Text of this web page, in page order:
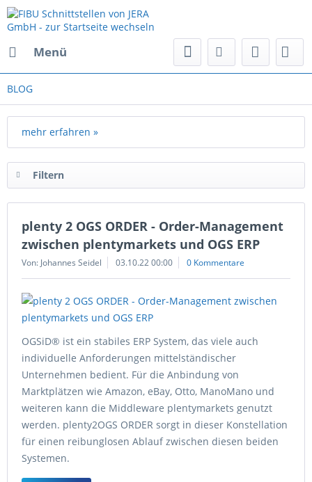
Menü
BLOG
mehr erfahren »
Filtern
plenty 2 OGS ORDER - Order-Management
zwischen plentymarkets und OGS ERP
Von: Johannes Seidel 03.10.22 00:00 0 Kommentare
OGSiD® ist ein stabiles ERP System, das viele auch
individuelle Anforderungen mittelständischer
Unternehmen bedient. Für die Anbindung von
Marktplätzen wie Amazon, eBay, Otto, ManoMano und
weiteren kann die Middleware plentymarkets genutzt
werden. plenty2OGS ORDER sorgt in dieser Konstellation
für einen reibunglosen Ablauf zwischen diesen beiden
Systemen.